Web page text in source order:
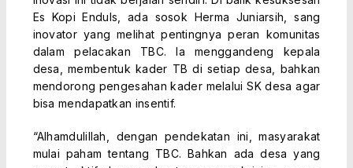
Es Kopi Enduls, ada sosok Herma Juniarsih, sang
inovator yang melihat pentingnya peran komunitas
dalam pelacakan TBC. Ia menggandeng kepala
desa, membentuk kader TB di setiap desa, bahkan
mendorong pengesahan kader melalui SK desa agar
bisa mendapatkan insentif.
“Alhamdulillah, dengan pendekatan ini, masyarakat
mulai paham tentang TBC. Bahkan ada desa yang